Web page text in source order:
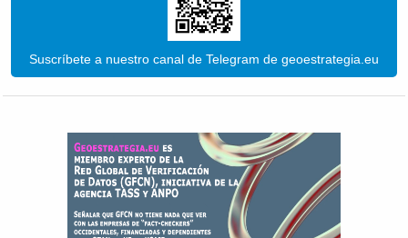
Suscríbete a nuestro canal de Telegram de geoestrategia.eu